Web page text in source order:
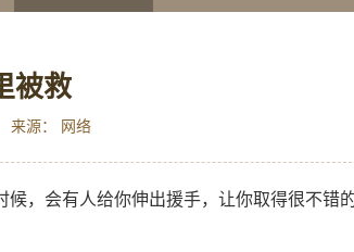
被救
来源： 网络
，会有人给你伸出援手，让你取得很不错